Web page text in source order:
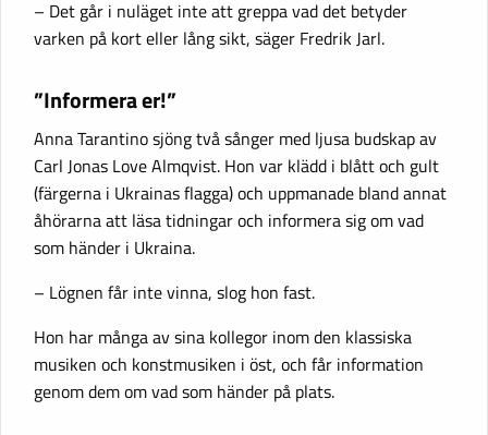
– Det går i nuläget inte att greppa vad det betyder
varken på kort eller lång sikt, säger Fredrik Jarl.
”Informera er!”
Anna Tarantino sjöng två sånger med ljusa budskap av
Carl Jonas Love Almqvist. Hon var klädd i blått och gult
(färgerna i Ukrainas flagga) och uppmanade bland annat
åhörarna att läsa tidningar och informera sig om vad
som händer i Ukraina.
– Lögnen får inte vinna, slog hon fast.
Hon har många av sina kollegor inom den klassiska
musiken och konstmusiken i öst, och får information
genom dem om vad som händer på plats.